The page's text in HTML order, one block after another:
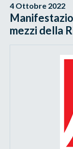
4 Ottobre 2022
mezzi della